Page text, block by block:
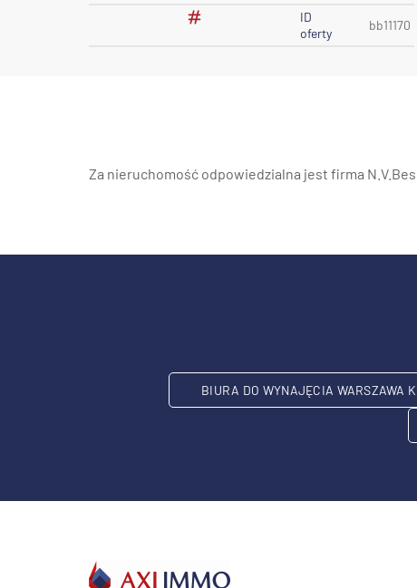
ID
oferty
bb11170
Za nieruchomość odpowiedzialna jest firma
BIURA DO WYNAJĘCIA WARSZAWA